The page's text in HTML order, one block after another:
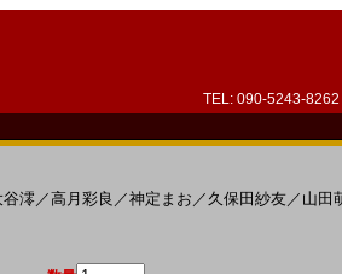
TEL: 090-5243-8262
谷澪／高月彩良 ／神定まお ／ 久保田紗友／ 山田